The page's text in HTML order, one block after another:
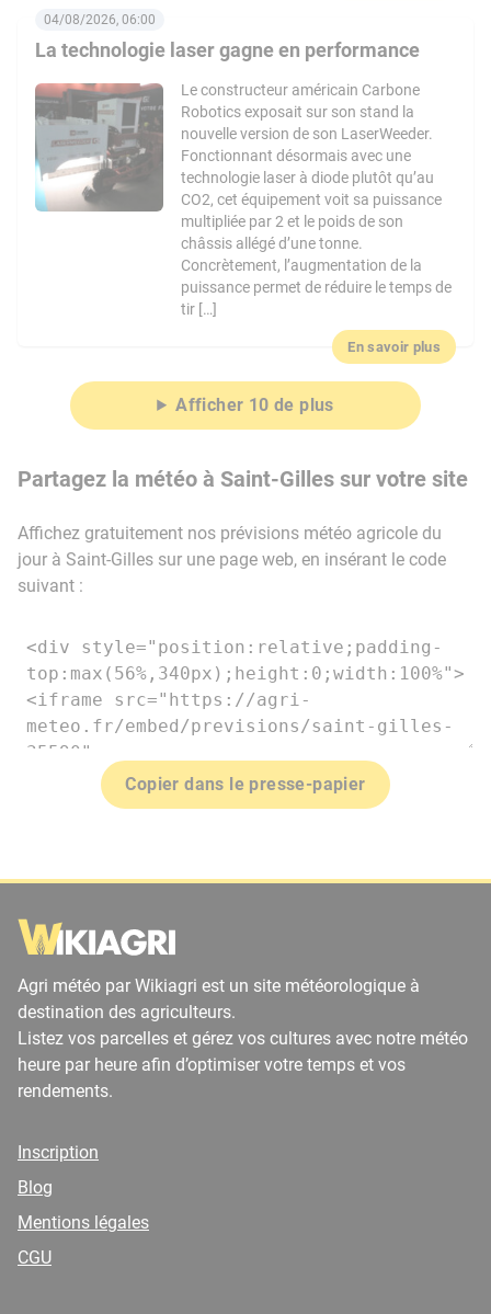
La technologie laser gagne en performance
04/08/2026, 06:00
Le constructeur américain Carbone
Robotics exposait sur son stand la
nouvelle version de son LaserWeeder.
Fonctionnant désormais avec une
technologie laser à diode plutôt qu’au
CO2, cet équipement voit sa puissance
multipliée par 2 et le poids de son
châssis allégé d’une tonne.
Concrètement, l’augmentation de la
puissance permet de réduire le temps de
tir […]
En savoir plus
Afficher 10 de plus
Partagez la météo à Saint-Gilles sur votre site
Affichez gratuitement nos prévisions météo agricole du
jour à Saint-Gilles sur une page web, en insérant le code
suivant :
Copier dans le presse-papier
Agri météo par Wikiagri est un site météorologique à
destination des agriculteurs.
Listez vos parcelles et gérez vos cultures avec notre météo
heure par heure afin d’optimiser votre temps et vos
rendements.
Inscription
Blog
Mentions légales
CGU